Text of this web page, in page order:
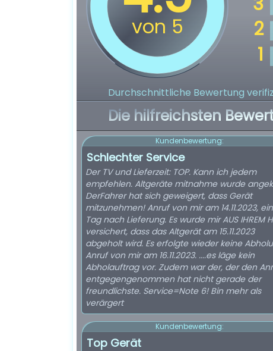
Durchschnittliche Bewertung
Die hilfreichsten
Kundenbewertung:
Schlechter Service
Der TV und Lieferzeit: TOP. Kann ich jedem
empfehlen. Altgeräte mitnahme wurde
DerFahrer hat sich geweigert, dass Gerät
mitzunehmen! Anruf von mir am 14.11.2023,
Tag nach Lieferung. Es wurde mir AUS IHREM
versichert, dass das Altgerät am 15.11.2023
abgeholt wird. Es erfolgte wieder keine
Anruf von mir am 16.11.2023. ....es läge kein
Abholauftrag vor. Zudem war der, der den
entgegengenommen hat nicht gerade der
freundlichste. Service=Note 6! Bin mehr als
verärgert
Kundenbewertung:
Top Gerät